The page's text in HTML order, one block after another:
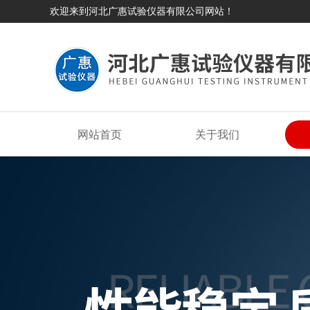
欢迎来到河北广惠试验仪器有限公司网站！
网站首页 关于我们